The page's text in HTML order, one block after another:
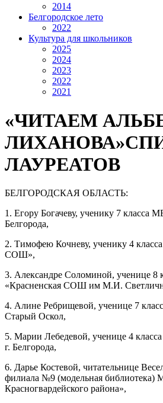
2014
Белгородское лето
2022
Культура для школьников
2025
2024
2023
2022
2021
«ЧИТАЕМ
ЛАУРЕАТОВ
БЕЛГОРОДСКАЯ ОБЛАСТЬ:
1. Егору Богачеву, ученику 7 класса
Белгорода,
2. Тимофею Кочневу, ученику 4
СОШ»,
3. Александре Соломиной, ученице 8
«Красненская СОШ им М.И.
4. Алине Ребрищевой, ученице 7
Старый Оскол,
5. Марии Лебедевой, ученице 4
г. Белгорода,
6. Дарье Костевой, читательнице
филиала №9 (модельная
Красногвардейского района»,